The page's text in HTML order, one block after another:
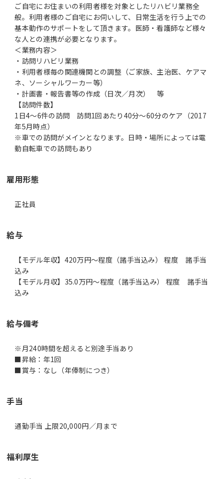
ご自宅にお住まいの利用者様を対象としたリハビリ業務全
般。利用者様のご自宅にお伺いして、日常生活を行う上での
基本動作のサポートをして頂きます。医師・看護師など様々
な人との連携が必要となります。
＜業務内容＞
・訪問リハビリ業務
・利用者様毎の関連機関との調整（ご家族、主治医、ケアマ
ネ、ソーシャルワーカー等）
・計画書・報告書等の作成（日次／月次） 等
【訪問件数】
1日4～6件の訪問 訪問1回あたり40分～60分のケア（2017
年5月時点）
※車での訪問がメインとなります。日時・場所によっては電
雇用形態
正社員
給与
【モデル年収】420万円〜程度（諸手当込み） 程度 諸手当
込み
【モデル月収】35.0万円〜程度（諸手当込み） 程度 諸手当
込み
給与備考
※月240時間を超えると別途手当あり
■昇給：年1回
■賞与：なし（年俸制につき）
手当
通勤手当 上限20,000円／月まで
福利厚生